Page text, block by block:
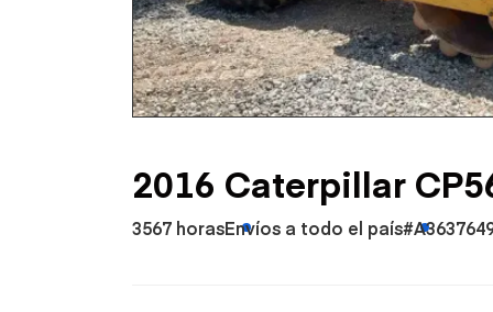
Petróleo y gas
2016 Caterpillar
3567 horasEnvíos a todo el país